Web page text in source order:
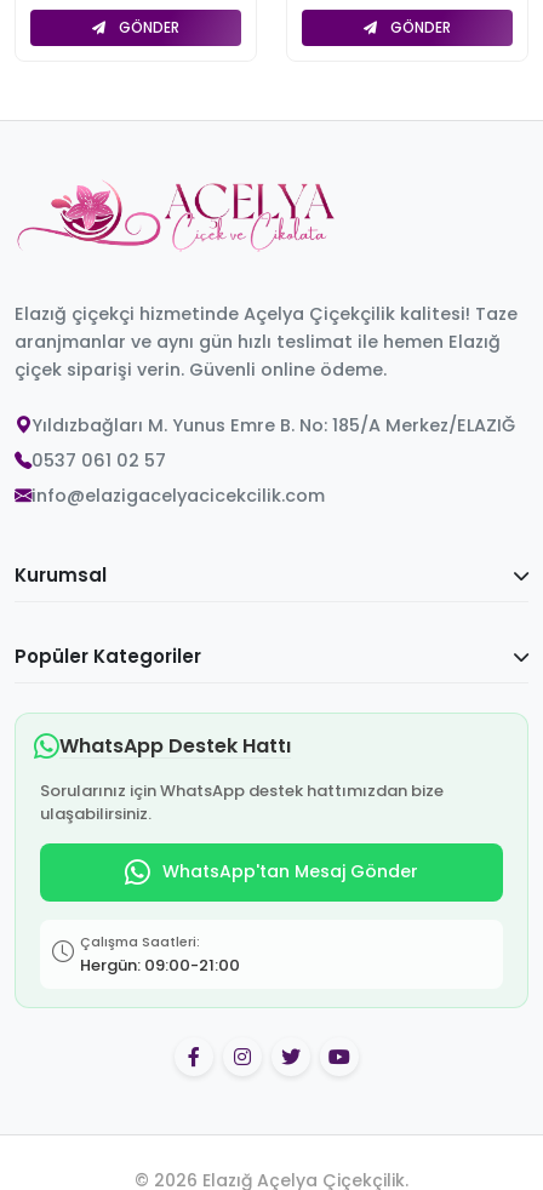
GÖNDER GÖNDER
Elazığ çiçekçi hizmetinde Açelya Çiçekçilik kalitesi! Taze
aranjmanlar ve aynı gün hızlı teslimat ile hemen Elazığ
çiçek siparişi verin. Güvenli online ödeme.
Yıldızbağları M. Yunus Emre B. No: 185/A Merkez/ELAZIĞ
0537 061 02 57
info@elazigacelyacicekcilik.com
Kurumsal
Popüler Kategoriler
WhatsApp Destek Hattı
Sorularınız için WhatsApp destek hattımızdan bize
ulaşabilirsiniz.
WhatsApp'tan Mesaj Gönder
Çalışma Saatleri:
Hergün: 09:00-21:00
© 2026 Elazığ Açelya Çiçekçilik.